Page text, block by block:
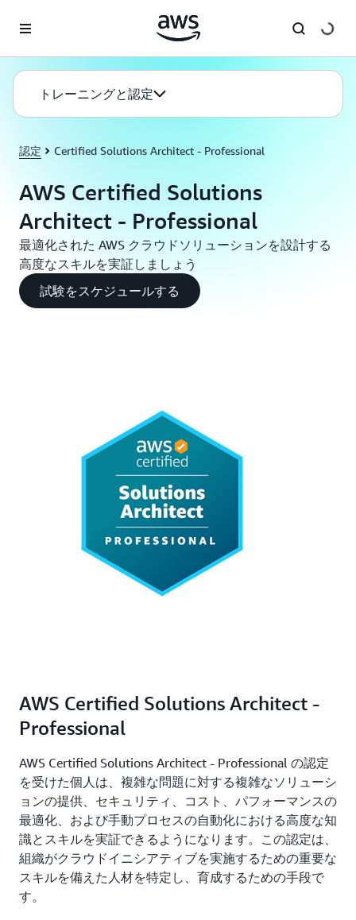
トレーニングと認定
認定 Certified Solutions Architect - Professional
AWS Certified Solutions
Architect - Professional
最適化された AWS クラウドソリューションを設計する
高度なスキルを実証しましょう
試験をスケジュールする
AWS Certified Solutions Architect -
Professional
AWS Certified Solutions Architect - Professional の認定
を受けた個人は、複雑な問題に対する複雑なソリューシ
ョンの提供、セキュリティ、コスト、パフォーマンスの
最適化、および手動プロセスの自動化における高度な知
識とスキルを実証できるようになります。この認定は、
組織がクラウドイニシアティブを実施するための重要な
スキルを備えた人材を特定し、育成するための手段で
す。